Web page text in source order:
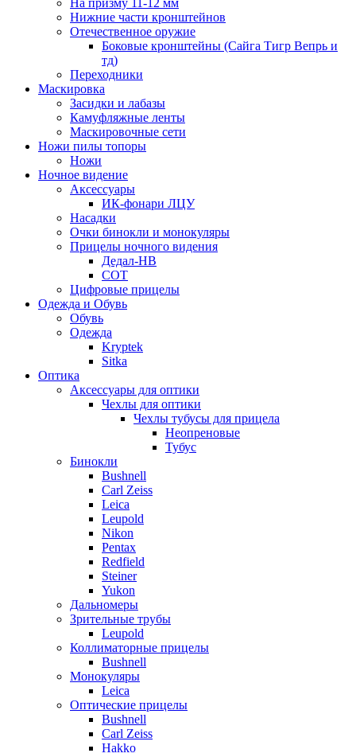
На призму 11-12 мм
Нижние части кронштейнов
Отечественное оружие
Боковые кронштейны (Сайга Тигр Вепрь и
тд)
Переходники
Маскировка
Засидки и лабазы
Камуфляжные ленты
Маскировочные сети
Ножи пилы топоры
Ножи
Ночное видение
Аксессуары
ИК-фонари ЛЦУ
Насадки
Очки бинокли и монокуляры
Прицелы ночного видения
Дедал-НВ
СОТ
Цифровые прицелы
Одежда и Обувь
Обувь
Одежда
Kryptek
Sitka
Оптика
Аксессуары для оптики
Чехлы для оптики
Чехлы тубусы для прицела
Неопреновые
Тубус
Бинокли
Bushnell
Carl Zeiss
Leica
Leupold
Nikon
Pentax
Redfield
Steiner
Yukon
Дальномеры
Зрительные трубы
Leupold
Коллиматорные прицелы
Bushnell
Монокуляры
Leica
Оптические прицелы
Bushnell
Carl Zeiss
Hakko